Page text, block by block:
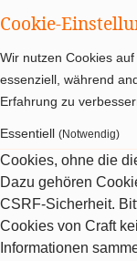
Cookie-
Wir nutzen Cookies
essenziell, während
Erfahrung zu
Essentiell (Notwendig)
Cookies, ohne die
Dazu gehören
CSRF-Sicherheit.
Cookies von Craft
Informationen